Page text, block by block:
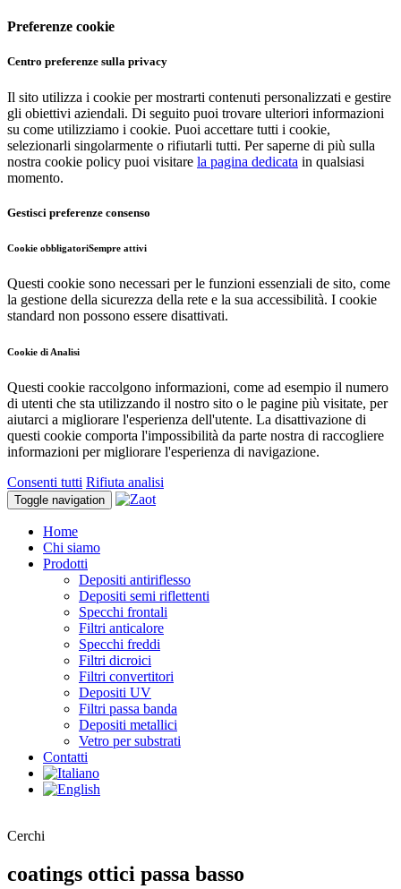
Preferenze cookie
Centro preferenze sulla privacy
Il sito utilizza i cookie per mostrarti contenuti personalizzati e gestire
gli obiettivi aziendali. Di seguito puoi trovare ulteriori informazioni
su come utilizziamo i cookie. Puoi accettare tutti i cookie,
selezionarli singolarmente o rifiutarli tutti. Per saperne di più sulla
nostra cookie policy puoi visitare la pagina dedicata in qualsiasi
momento.
Gestisci preferenze consenso
Cookie obbligatoriSempre attivi
Questi cookie sono necessari per le funzioni essenziali de sito, come
la gestione della sicurezza della rete e la sua accessibilità. I cookie
standard non possono essere disattivati.
Cookie di Analisi
Questi cookie raccolgono informazioni, come ad esempio il numero
di utenti che sta utilizzando il nostro sito o le pagine più visitate, per
aiutarci a migliorare l'esperienza dell'utente. La disattivazione di
questi cookie comporta l'impossibilità da parte nostra di raccogliere
informazioni per migliorare l'esperienza di navigazione.
Consenti tutti Rifiuta analisi
Toggle navigation
Home
Chi siamo
Prodotti
Depositi antiriflesso
Depositi semi riflettenti
Specchi frontali
Filtri anticalore
Specchi freddi
Filtri dicroici
Filtri convertitori
Depositi UV
Filtri passa banda
Depositi metallici
Vetro per substrati
Contatti
Cerchi
coatings ottici passa basso